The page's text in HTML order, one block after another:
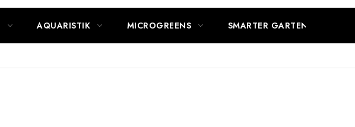
AQUARISTIK MICROGREENS SMARTER GARTEN